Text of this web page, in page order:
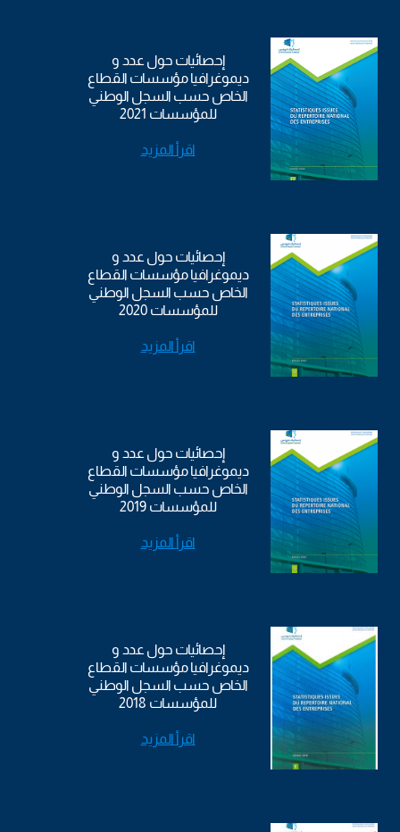
إحصائيات حول عدد و
ديموغرافيا مؤسسات القطاع
الخاص حسب السجل الوطني
للمؤسسات 2021
اقرأ المزيد
إحصائيات حول عدد و
ديموغرافيا مؤسسات القطاع
الخاص حسب السجل الوطني
للمؤسسات 2020
اقرأ المزيد
إحصائيات حول عدد و
ديموغرافيا مؤسسات القطاع
الخاص حسب السجل الوطني
للمؤسسات 2019
اقرأ المزيد
إحصائيات حول عدد و
ديموغرافيا مؤسسات القطاع
الخاص حسب السجل الوطني
للمؤسسات 2018
اقرأ المزيد